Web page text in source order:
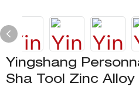
Yingshang
Sha Tool Zinc